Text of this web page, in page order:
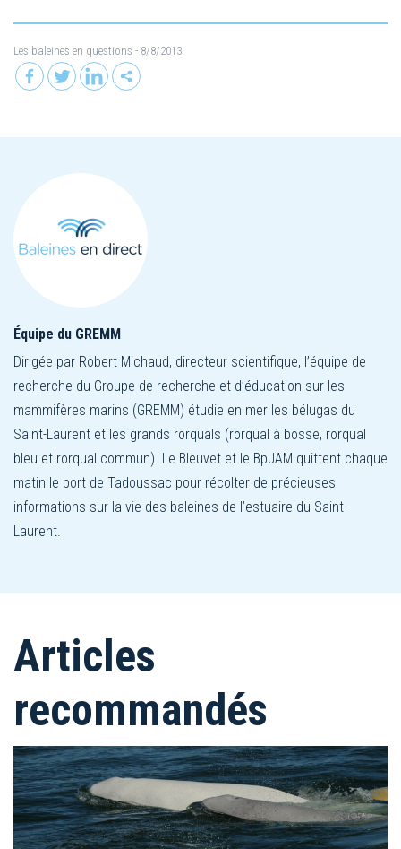
Les baleines en questions - 8/8/2013
Équipe du GREMM
Dirigée par Robert Michaud, directeur scientifique, l’équipe de
recherche du Groupe de recherche et d’éducation sur les
mammifères marins (GREMM) étudie en mer les bélugas du
Saint-Laurent et les grands rorquals (rorqual à bosse, rorqual
bleu et rorqual commun). Le Bleuvet et le BpJAM quittent chaque
matin le port de Tadoussac pour récolter de précieuses
informations sur la vie des baleines de l’estuaire du Saint-
Laurent.
Articles
recommandés